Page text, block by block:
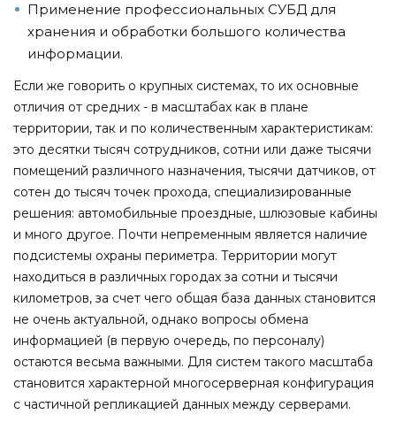
Применение профессиональных СУБД для
хранения и обработки большого количества
информации.
Если же говорить о крупных системах, то их основные
отличия от средних - в масштабах как в плане
территории, так и по количественным характеристикам:
это десятки тысяч сотрудников, сотни или даже тысячи
помещений различного назначения, тысячи датчиков, от
сотен до тысяч точек прохода, специализированные
решения: автомобильные проездные, шлюзовые кабины
и много другое. Почти непременным является наличие
подсистемы охраны периметра. Территории могут
находиться в различных городах за сотни и тысячи
километров, за счет чего общая база данных становится
не очень актуальной, однако вопросы обмена
информацией (в первую очередь, по персоналу)
остаются весьма важными. Для систем такого масштаба
становится характерной многосерверная конфигурация
с частичной репликацией данных между серверами.